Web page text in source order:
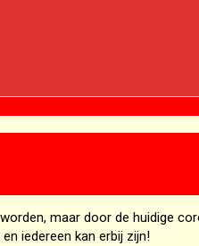
maar door de huidige
iedereen kan erbij zijn!